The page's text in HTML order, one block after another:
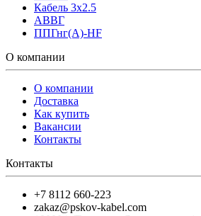
Кабель 3x2.5
АВВГ
ППГнг(А)-HF
О компании
О компании
Доставка
Как купить
Вакансии
Контакты
Контакты
+7 8112 660-223
zakaz@pskov-kabel.com